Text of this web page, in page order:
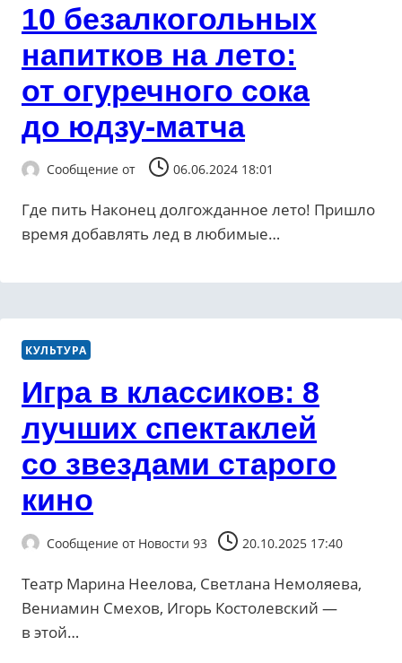
10 безалкогольных
напитков на лето:
от огуречного сока
до юдзу-матча
Сообщение от 06.06.2024 18:01
Где пить Наконец долгожданное лето! Пришло
время добавлять лед в любимые…
КУЛЬТУРА
Игра в классиков: 8
лучших спектаклей
со звездами старого
кино
Сообщение от Новости 93 20.10.2025 17:40
Театр Марина Неелова, Светлана Немоляева,
Вениамин Смехов, Игорь Костолевский —
в этой…